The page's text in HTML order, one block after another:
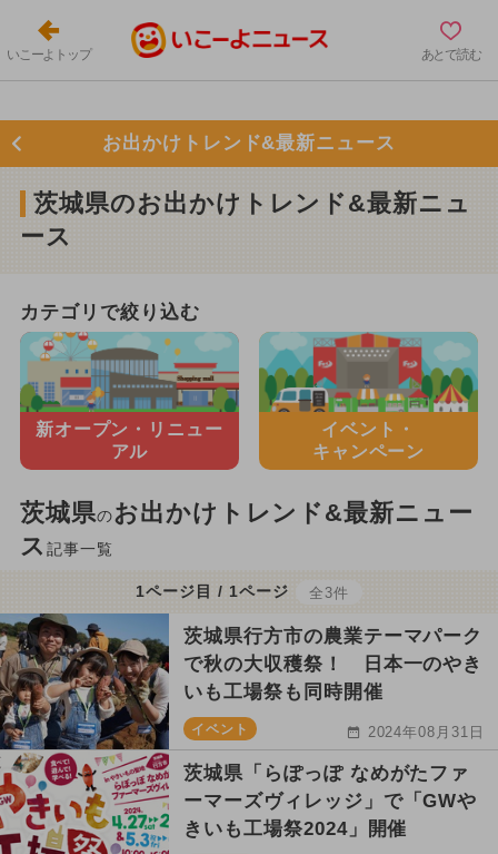
いこーよトップ あとで読む
お出かけトレンド&最新ニュース
茨城県のお出かけトレンド&最新ニュ
ース
カテゴリで絞り込む
新オープン・ リニュー
アル
イベント・
キャンペーン
茨城県のお出かけトレンド&最新ニュー
ス 記事一覧
1ページ目 / 1ページ 全3件
茨城県行方市の農業テーマパーク
で秋の大収穫祭！ 日本一のやき
いも工場祭も同時開催
イベント 2024年08月31日
茨城県「らぽっぽ なめがたファ
ーマーズヴィレッジ」で「GWや
きいも工場祭2024」開催